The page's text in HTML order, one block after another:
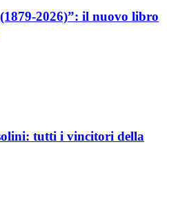
2026)”: il nuovo libro
tutti i vincitori della